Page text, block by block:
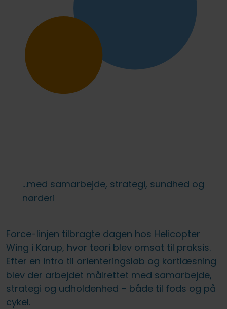
...med samarbejde, strategi, sundhed og
nørderi
Force-linjen tilbragte dagen hos Helicopter
Wing i Karup, hvor teori blev omsat til praksis.
Efter en intro til orienteringsløb og kortlæsning
blev der arbejdet målrettet med samarbejde,
strategi og udholdenhed – både til fods og på
cykel.
fællesskab uden forstyrrelser
FVU (forb. voksenundervisning)
IT på fjernundervisning
Ledige stillinger
Lovpligtige oplysninger